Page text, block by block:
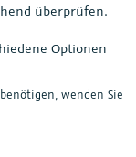
überprüfen.
Optionen
wenden Sie